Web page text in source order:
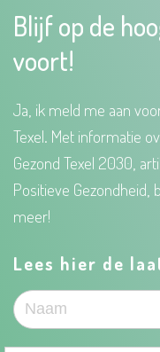
Blijf op de
voort!
Ja, ik meld me aan
Texel. Met informatie
Gezond Texel 2030,
Positieve Gezondheid,
meer!
Lees hier de